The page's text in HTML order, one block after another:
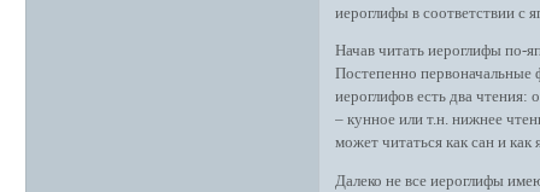
иероглифы в соответствии с
Начав читать иероглифы по-
Постепенно первоначальные
иероглифов есть два чтения:
– кунное или т.н. нижнее
может читаться как сан и как
Далеко не все иероглифы